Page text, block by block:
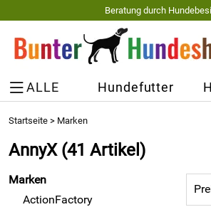
Beratung durch
ALLE Hundefutter
Startseite > Marken
AnnyX(41 Artikel)
Marken
ActionFactory